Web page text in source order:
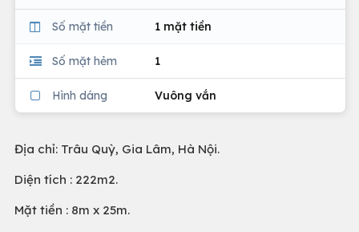
Số mặt tiền 1 mặt tiền
Số mặt hẻm 1
Hình dáng Vuông vắn
Địa chỉ: Trâu Quỳ, Gia Lâm, Hà Nội.
Diện tích : 222m2.
Mặt tiền : 8m x 25m.